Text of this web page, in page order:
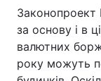
Зброя
Здоров'я
Цікавинки
за основу і в
валютних
року можуть